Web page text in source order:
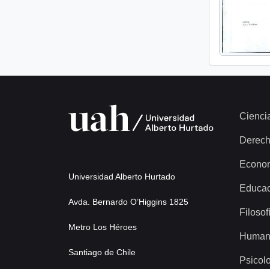
Universidad Alberto Hurtado
Avda. Bernardo O’Higgins 1825
Metro Los Héroes
Santiago de Chile